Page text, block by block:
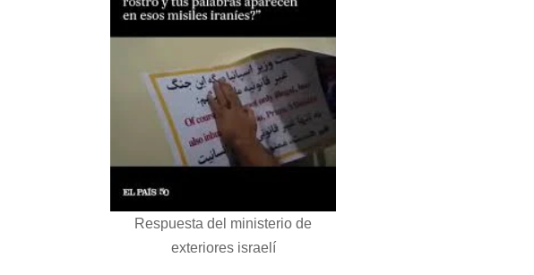
Respuesta del ministerio de
exteriores israelí